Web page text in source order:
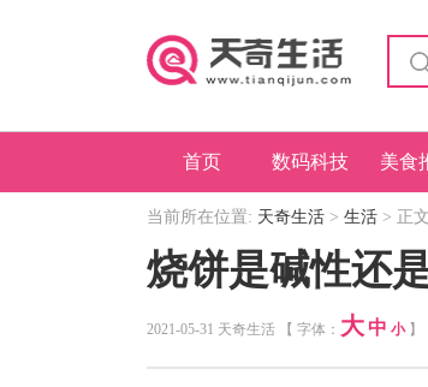
首页 数码科技 美食
当前所在位置: 天奇生活 > 生活 > 正文
烧饼是碱性还
2021-05-31 天奇生活 【 字体： 大 中 小】